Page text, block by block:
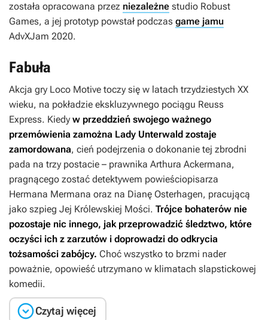
została opracowana przez niezależne studio Robust
Games, a jej prototyp powstał podczas game jamu
AdvXJam 2020.
Fabuła
Akcja gry Loco Motive toczy się w latach trzydziestych XX
wieku, na pokładzie ekskluzywnego pociągu Reuss
Express. Kiedy w przeddzień swojego ważnego
przemówienia zamożna Lady Unterwald zostaje
zamordowana, cień podejrzenia o dokonanie tej zbrodni
pada na trzy postacie – prawnika Arthura Ackermana,
pragnącego zostać detektywem powieściopisarza
Hermana Mermana oraz na Dianę Osterhagen, pracującą
jako szpieg Jej Królewskiej Mości. Trójce bohaterów nie
pozostaje nic innego, jak przeprowadzić śledztwo, które
oczyści ich z zarzutów i doprowadzi do odkrycia
tożsamości zabójcy. Choć wszystko to brzmi nader
poważnie, opowieść utrzymano w klimatach slapstickowej
komedii.
Czytaj więcej